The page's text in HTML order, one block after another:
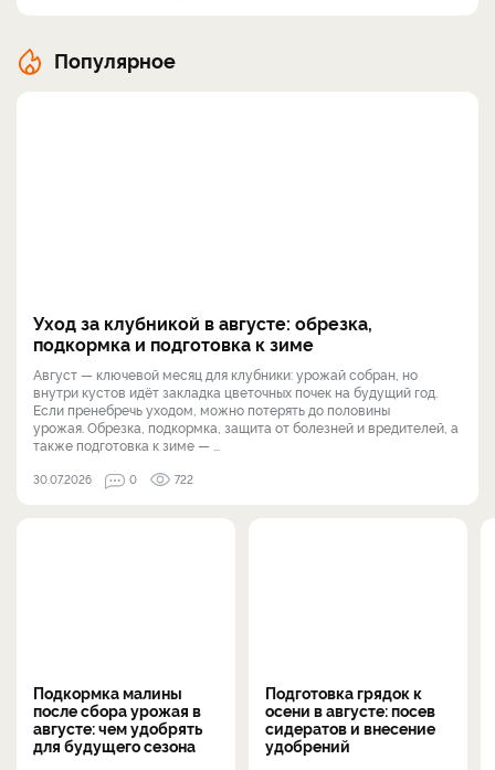
Популярное
Уход за клубникой в августе: обрезка,
подкормка и подготовка к зиме
Август — ключевой месяц для клубники: урожай собран, но
внутри кустов идёт закладка цветочных почек на будущий год.
Если пренебречь уходом, можно потерять до половины
урожая. Обрезка, подкормка, защита от болезней и вредителей, а
также подготовка к зиме — ...
30.07.2026 0 722
Подкормка малины
после сбора урожая в
августе: чем удобрять
для будущего сезона
Подготовка грядок к
осени в августе: посев
сидератов и внесение
удобрений